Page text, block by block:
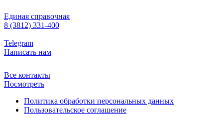
Единая справочная
8 (3812) 331-400
Telegram
Написать нам
Все контакты
Посмотреть
Политика обработки персональных данных
Пользовательское соглашение